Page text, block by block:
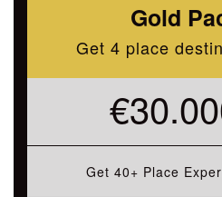
Gold
Get 4 place
Get 40+ Place